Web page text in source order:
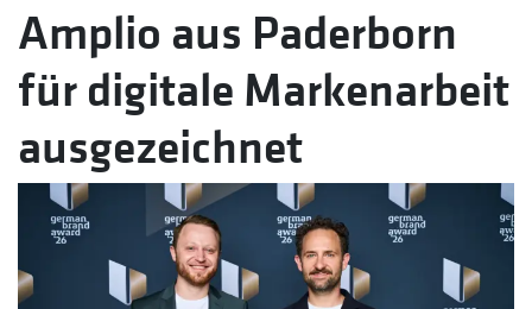
Amplio aus Paderborn
für digitale Markenarbeit
ausgezeichnet